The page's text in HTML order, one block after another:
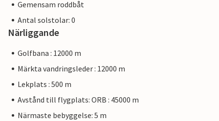
Gemensam roddbåt
Antal solstolar: 0
Närliggande
Golfbana : 12000 m
Märkta vandringsleder : 12000 m
Lekplats : 500 m
Avstånd till flygplats: ORB : 45000 m
Närmaste bebyggelse: 5 m